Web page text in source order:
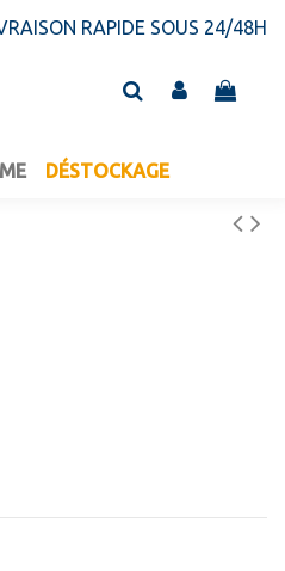
RAPIDE SOUS 24/48H
DÉSTOCKAGE